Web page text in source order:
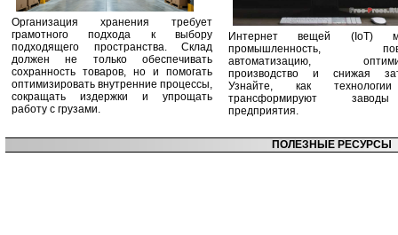
Организация хранения требует
грамотного подхода к выбору
подходящего пространства. Склад
должен не только обеспечивать
сохранность товаров, но и помогать
оптимизировать внутренние процессы,
сокращать издержки и упрощать
работу с грузами.
Интернет вещей (IoT)
промышленность,
автоматизацию,
производство и снижая
Узнайте, как
трансформируют
предприятия.
ПОЛЕЗНЫЕ РЕСУРСЫ